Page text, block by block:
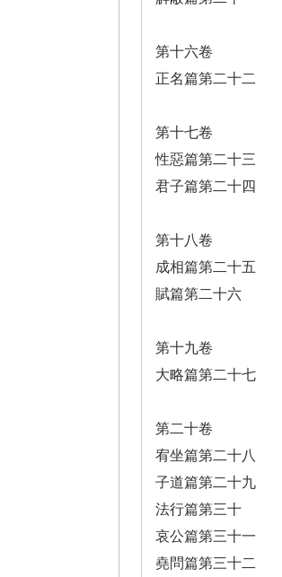
第十六卷
正名篇第二十二
第十七卷
性惡篇第二十三
君子篇第二十四
第十八卷
成相篇第二十五
賦篇第二十六
第十九卷
大略篇第二十七
第二十卷
宥坐篇第二十八
子道篇第二十九
法行篇第三十
哀公篇第三十一
堯問篇第三十二